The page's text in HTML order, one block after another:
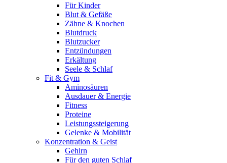
Für Kinder
Blut & Gefäße
Zähne & Knochen
Blutdruck
Blutzucker
Entzündungen
Erkältung
Seele & Schlaf
Fit & Gym
Aminosäuren
Ausdauer & Energie
Fitness
Proteine
Leistungssteigerung
Gelenke & Mobilität
Konzentration & Geist
Gehirn
Für den guten Schlaf